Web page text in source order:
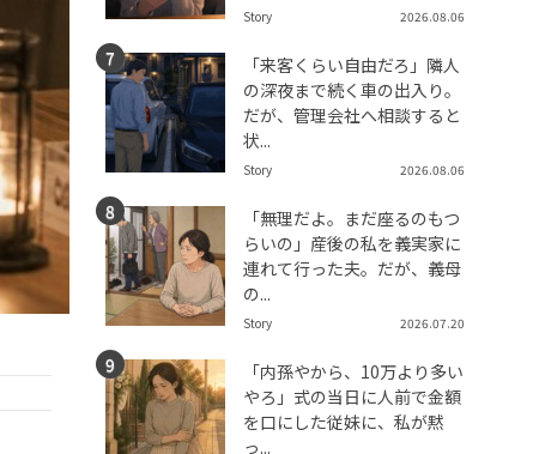
Story 2026.08.06
「来客くらい自由だろ」隣人
の深夜まで続く車の出入り。
だが、管理会社へ相談すると
状...
Story 2026.08.06
「無理だよ。まだ座るのもつ
らいの」産後の私を義実家に
連れて行った夫。だが、義母
の...
Story 2026.07.20
「内孫やから、10万より多い
やろ」式の当日に人前で金額
を口にした従妹に、私が黙
っ...